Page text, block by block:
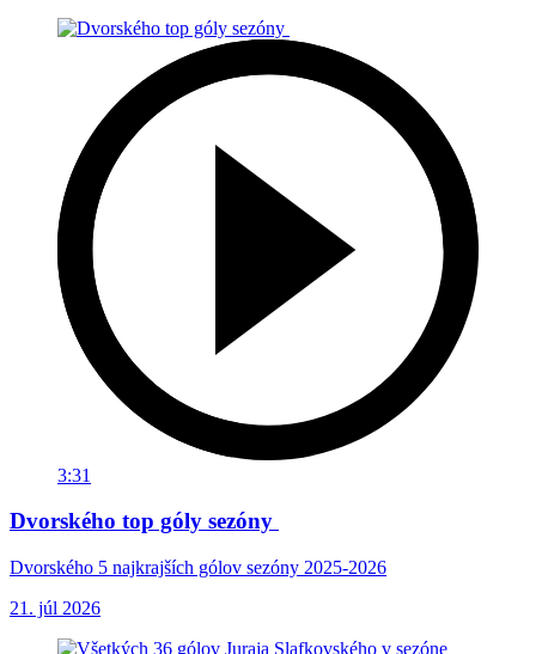
3:31
Dvorského top góly sezóny
Dvorského 5 najkrajších gólov sezóny 2025-2026
21. júl 2026